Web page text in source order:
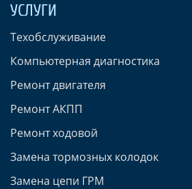
УСЛУГИ
Техобслуживание
Компьютерная диагностика
Ремонт двигателя
Ремонт АКПП
Ремонт ходовой
Замена тормозных колодок
Замена цепи ГРМ